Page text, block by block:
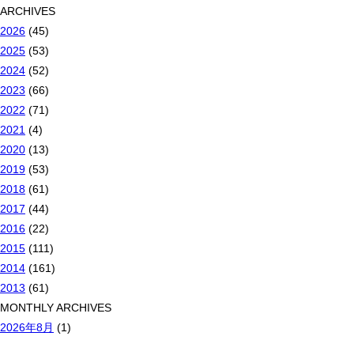
ARCHIVES
2026 (45)
2025 (53)
2024 (52)
2023 (66)
2022 (71)
2021 (4)
2020 (13)
2019 (53)
2018 (61)
2017 (44)
2016 (22)
2015 (111)
2014 (161)
2013 (61)
MONTHLY ARCHIVES
2026年8月 (1)